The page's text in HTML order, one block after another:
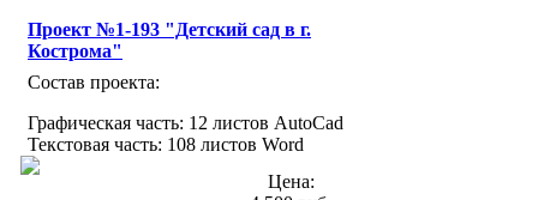
Проект №1-193 "Детский сад в г.
Кострома"
Состав проекта:
Графическая часть: 12 листов AutoCad
Текстовая часть: 108 листов Word
Цена: